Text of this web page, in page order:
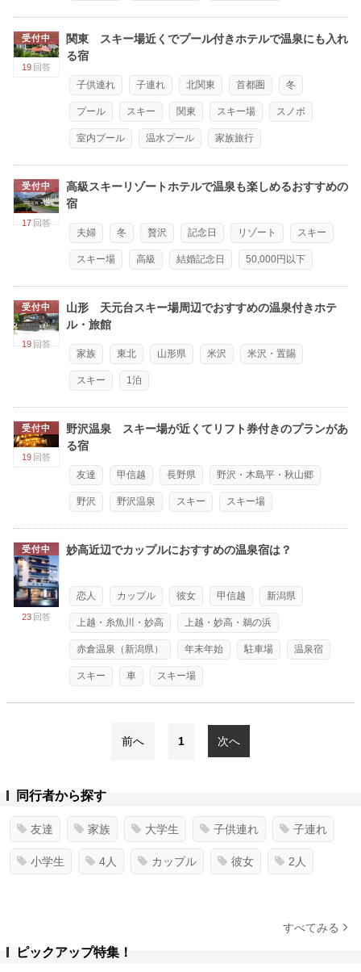
受付中
19 回答
関東 スキー場近くでプール付きホテルで温泉にも入れ
る宿
子供連れ 子連れ 北関東 首都圏 冬
プール スキー 関東 スキー場 スノボ
室内プール 温水プール 家族旅行
受付中
17 回答
高級スキーリゾートホテルで温泉も楽しめるおすすめの
宿
夫婦 冬 贅沢 記念日 リゾート スキー
スキー場 高級 結婚記念日 50,000円以下
受付中
19 回答
山形 天元台スキー場周辺でおすすめの温泉付きホテ
ル・旅館
家族 東北 山形県 米沢 米沢・置賜
スキー 1泊
受付中
19 回答
野沢温泉 スキー場が近くてリフト券付きのプランがあ
る宿
友達 甲信越 長野県 野沢・木島平・秋山郷
野沢 野沢温泉 スキー スキー場
受付中
23 回答
妙高近辺でカップルにおすすめの温泉宿は？
恋人 カップル 彼女 甲信越 新潟県
上越・糸魚川・妙高 上越・妙高・鵜の浜
赤倉温泉（新潟県） 年末年始 駐車場 温泉宿
スキー 車 スキー場
前へ 1 次へ
同行者から探す
友達 家族 大学生 子供連れ 子連れ
小学生 4人 カップル 彼女 2人
すべてみる
ピックアップ特集！